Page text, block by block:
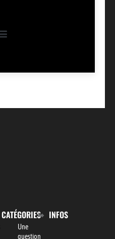
CATÉGORIES INFOS
Une
question